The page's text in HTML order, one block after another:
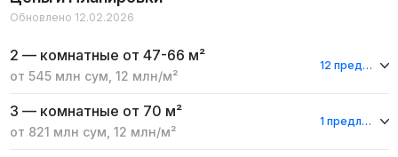
Обновлено 12.02.2026
2 — комнатные от 47-66 м²
от 545 млн сум 12 млн/м²
12 предложения
3 — комнатные от 70 м²
от 821 млн сум 12 млн/м²
1 предложение